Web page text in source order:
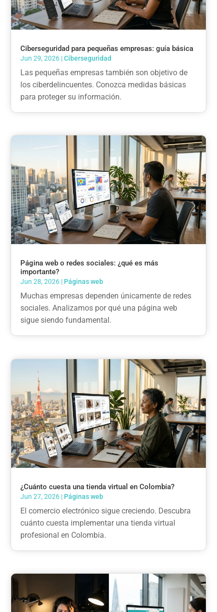
Ciberseguridad para pequeñas empresas: guía básica
Jun 29, 2026 |Ciberseguridad
Las pequeñas empresas también son objetivo de
los ciberdelincuentes. Conozca medidas básicas
para proteger su información.
Página web o redes sociales: ¿qué es más
importante?
Jun 28, 2026 | Páginas web
Muchas empresas dependen únicamente de redes
sociales. Analizamos por qué una página web
sigue siendo fundamental.
¿Cuánto cuesta una tienda virtual en Colombia?
Jun 27, 2026 | Páginas web
El comercio electrónico sigue creciendo. Descubra
cuánto cuesta implementar una tienda virtual
profesional en Colombia.